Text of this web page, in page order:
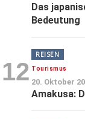
Das
Bedeutung
12
REISEN
Tourismus
20. Oktober
Amakusa: